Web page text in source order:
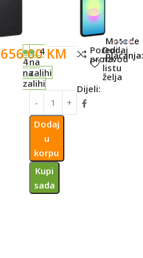
656,00KM
4
na
zalihi
4
na
zalihi
Dodaj
u
korpu
Kupi
sada
Poredi
proizvod
Dodaj
na
listu
želja
Dijeli:
Metode